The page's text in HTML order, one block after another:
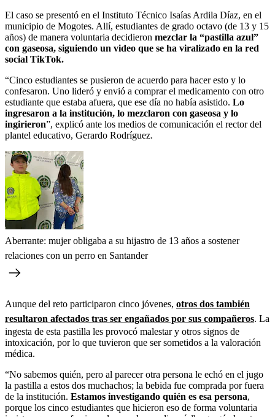
El caso se presentó en el Instituto Técnico Isaías Ardila Díaz, en el
municipio de Mogotes. Allí, estudiantes de grado octavo (de 13 y 15
años) de manera voluntaria decidieron mezclar la “pastilla azul”
con gaseosa, siguiendo un video que se ha viralizado en la red
social TikTok.
“Cinco estudiantes se pusieron de acuerdo para hacer esto y lo
confesaron. Uno lideró y envió a comprar el medicamento con otro
estudiante que estaba afuera, que ese día no había asistido. Lo
ingresaron a la institución, lo mezclaron con gaseosa y lo
ingirieron”, explicó ante los medios de comunicación el rector del
plantel educativo, Gerardo Rodríguez.
Aberrante: mujer obligaba a su hijastro de 13 años a sostener
relaciones con un perro en Santander
Aunque del reto participaron cinco jóvenes, otros dos también
resultaron afectados tras ser engañados por sus compañeros. La
ingesta de esta pastilla les provocó malestar y otros signos de
intoxicación, por lo que tuvieron que ser sometidos a la valoración
médica.
“No sabemos quién, pero al parecer otra persona le echó en el jugo
la pastilla a estos dos muchachos; la bebida fue comprada por fuera
de la institución. Estamos investigando quién es esa persona,
porque los cinco estudiantes que hicieron eso de forma voluntaria